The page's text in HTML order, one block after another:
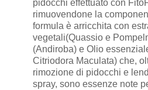
pidocchi effettuato con
rimuovendone la
formula è arricchita con
vegetali(Quassio e
(Andiroba) e Olio
Citriodora Maculata) che,
rimozione di pidocchi e
spray, sono essenze note